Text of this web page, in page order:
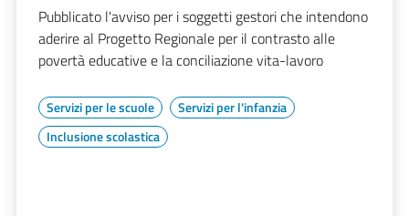
Pubblicato l'avviso per i soggetti gestori che intendono
aderire al Progetto Regionale per il contrasto alle
povertà educative e la conciliazione vita-lavoro
Servizi per le scuole
Servizi per l'infanzia
Inclusione scolastica